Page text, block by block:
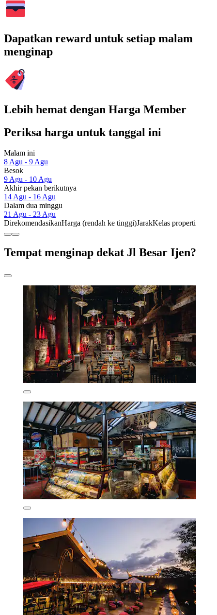
Dapatkan reward untuk setiap malam
menginap
Lebih hemat dengan Harga Member
Periksa harga untuk tanggal ini
Malam ini
8 Agu - 9 Agu
Besok
9 Agu - 10 Agu
Akhir pekan berikutnya
14 Agu - 16 Agu
Dalam dua minggu
21 Agu - 23 Agu
DirekomendasikanHarga (rendah ke tinggi)JarakKelas properti
Tempat menginap dekat Jl Besar Ijen?